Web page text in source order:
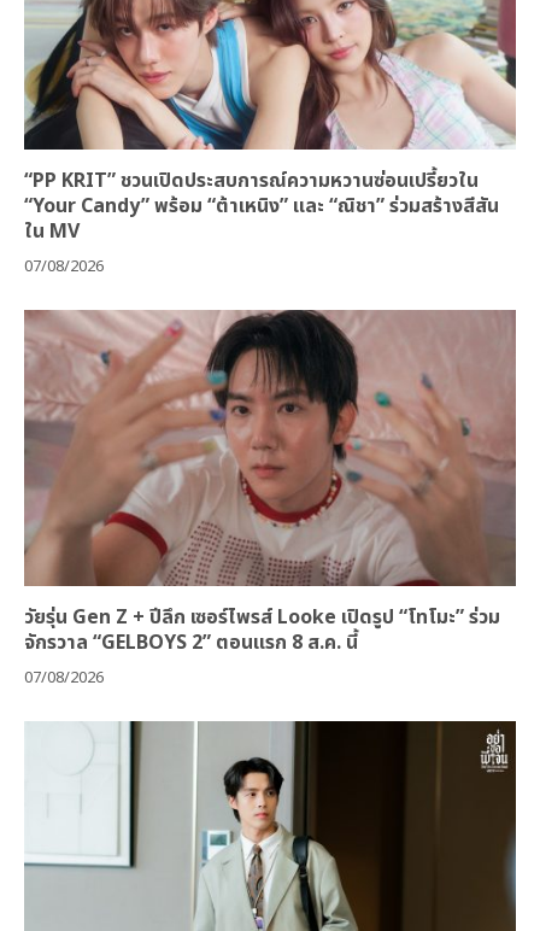
“PP KRIT” ชวนเปิดประสบการณ์ความหวานซ่อนเปรี้ยวใน
“Your Candy” พร้อม “ต้าเหนิง” และ “ณิชา” ร่วมสร้างสีสัน
ใน MV
07/08/2026
วัยรุ่น Gen Z + ปีลึก เซอร์ไพรส์ Looke เปิดรูป “โทโมะ” ร่วม
จักรวาล “GELBOYS 2” ตอนแรก 8 ส.ค. นี้
07/08/2026